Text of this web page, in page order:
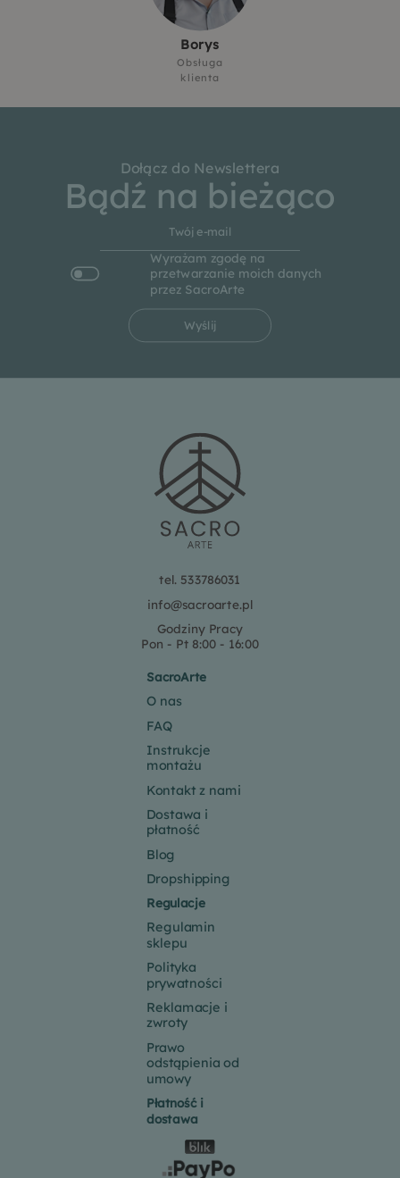
Borys
Obsługa
klienta
Dołącz do Newslettera
Bądź na bieżąco
Wyrażam zgodę na
przetwarzanie moich danych
przez SacroArte
Wyślij
tel. 533786031
info@sacroarte.pl
Godziny Pracy
Pon - Pt 8:00 - 16:00
SacroArte
O nas
FAQ
Instrukcje
montażu
Kontakt z nami
Dostawa i
płatność
Blog
Dropshipping
Regulacje
Regulamin
sklepu
Polityka
prywatności
Reklamacje i
zwroty
Prawo
odstąpienia od
umowy
Płatność i
dostawa